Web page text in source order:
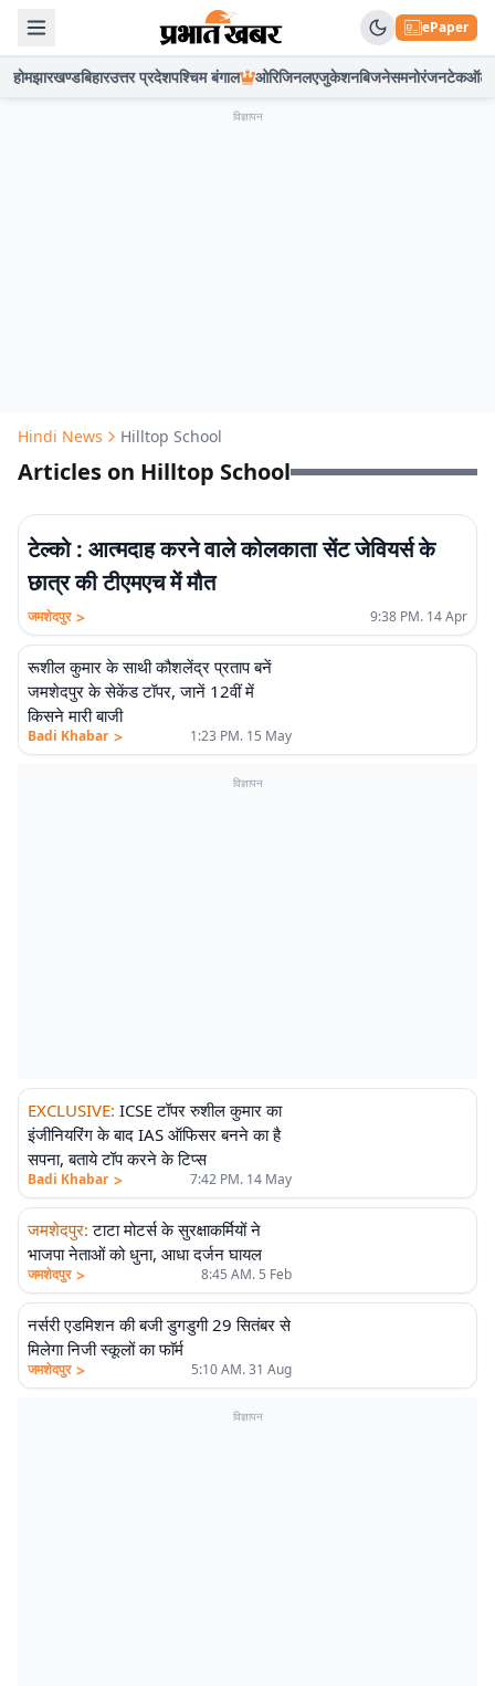
ePaper
होमझारखण्डबिहारउत्तर प्रदेशपश्चिम बंगाल ओरिजिनलएजुकेशनबिजनेसमनोरंजनटेकऑटो
विज्ञापन
Hindi News Hilltop School
Articles on Hilltop School
टेल्को : आत्मदाह करने वाले कोलकाता सेंट जेवियर्स के
छात्र की टीएमएच में मौत
जमशेदपुर > 9:38 PM. 14 Apr
रूशील कुमार के साथी कौशलेंद्र प्रताप बनें
जमशेदपुर के सेकेंड टॉपर, जानें 12वीं में
किसने मारी बाजी
Badi Khabar > 1:23 PM. 15 May
विज्ञापन
EXCLUSIVE: ICSE टॉपर रुशील कुमार का
इंजीनियरिंग के बाद IAS ऑफिसर बनने का है
सपना, बताये टॉप करने के टिप्स
Badi Khabar > 7:42 PM. 14 May
जमशेदपुर: टाटा मोटर्स के सुरक्षाकर्मियों ने
भाजपा नेताओं को धुना, आधा दर्जन घायल
जमशेदपुर > 8:45 AM. 5 Feb
नर्सरी एडमिशन की बजी डुगडुगी 29 सितंबर से
मिलेगा निजी स्कूलों का फाॅर्म
जमशेदपुर > 5:10 AM. 31 Aug
विज्ञापन